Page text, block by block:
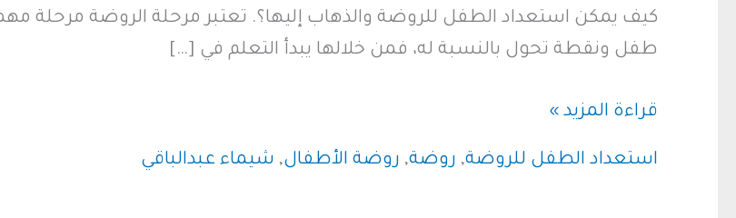
كيف يمكن استعداد الطفل للروضة والذهاب إليها؟. تعتبر مرحلة الروضة مرحلة
طفل ونقطة تحول بالنسبة له، فمن خلالها يبدأ التعلم في […]
استعداد
قراءة المزيد »
استعداد الطفل للروضة, روضة, روضة الأطفال, شيماء عبدالباقي